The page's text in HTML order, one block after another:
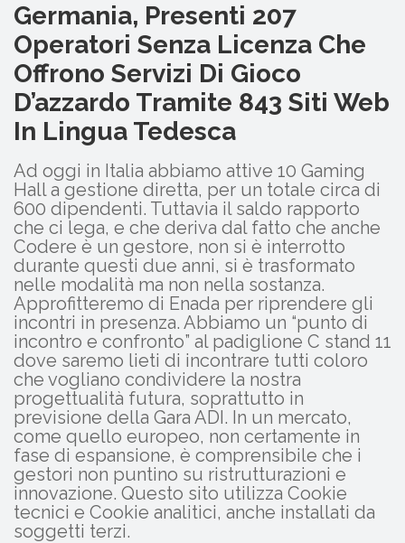
Germania, Presenti 207
Operatori Senza Licenza Che
Offrono Servizi Di Gioco
D’azzardo Tramite 843 Siti Web
In Lingua Tedesca
Ad oggi in Italia abbiamo attive 10 Gaming
Hall a gestione diretta, per un totale circa di
600 dipendenti. Tuttavia il saldo rapporto
che ci lega, e che deriva dal fatto che anche
Codere è un gestore, non si è interrotto
durante questi due anni, si è trasformato
nelle modalità ma non nella sostanza.
Approfitteremo di Enada per riprendere gli
incontri in presenza. Abbiamo un “punto di
incontro e confronto” al padiglione C stand 11
dove saremo lieti di incontrare tutti coloro
che vogliano condividere la nostra
progettualità futura, soprattutto in
previsione della Gara ADI. In un mercato,
come quello europeo, non certamente in
fase di espansione, è comprensibile che i
gestori non puntino su ristrutturazioni e
innovazione. Questo sito utilizza Cookie
tecnici e Cookie analitici, anche installati da
soggetti terzi.